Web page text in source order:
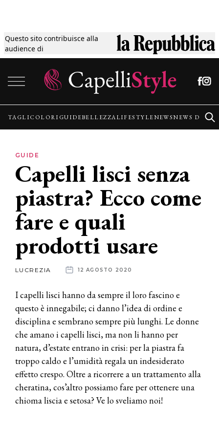
Questo sito contribuisce alla
audience di
Tagli
Colori
Guide
Lifestyle
News
News
dalle
TAGLICOLORI GUIDEBELLEZZALIFESTYLENEWSNEWS
GUIDE
Capelli lisci senza
piastra? Ecco come
fare e quali
prodotti usare
LUCREZIA 12 AGOSTO 2020
I capelli lisci hanno da sempre il loro fascino e
questo è innegabile; ci danno l’idea di ordine e
disciplina e sembrano sempre più lunghi. Le donne
che amano i capelli lisci, ma non li hanno per
natura, d’estate entrano in crisi: per la piastra fa
troppo caldo e l’umidità regala un indesiderato
effetto crespo. Oltre a ricorrere a un trattamento alla
cheratina, cos’altro possiamo fare per ottenere una
chioma liscia e setosa? Ve lo sveliamo noi!